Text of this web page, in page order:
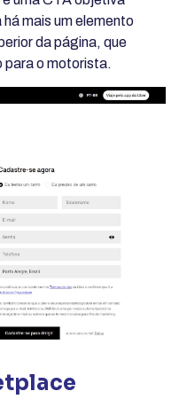
mais um elemento
da página, que
para o motorista.